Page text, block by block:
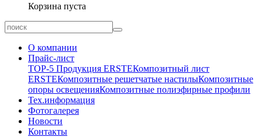
Корзина пуста
О компании
Прайс-лист
TOP-5 Продукция ERSTEКомпозитный лист
ERSTEКомпозитные решетчатые настилыКомпозитные
опоры освещенияКомпозитные полиэфирные профили
Тех.информация
Фотогалерея
Новости
Контакты